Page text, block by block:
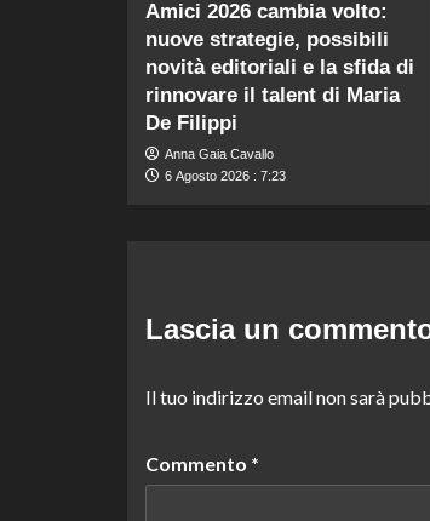
Amici 2026 cambia volto:
nuove strategie, possibili
novità editoriali e la sfida di
rinnovare il talent di Maria
De Filippi
Anna Gaia Cavallo
6 Agosto 2026 : 7:23
Lascia un
Il tuo indirizzo email non sarà
Commento *